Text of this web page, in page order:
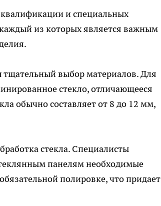
и специальных
из которых является важным
выбор материалов. Для
стекло, отличающееся
обычно составляет от 8 до 12 мм,
стекла. Специалисты
панелям необходимые
полировке, что придает